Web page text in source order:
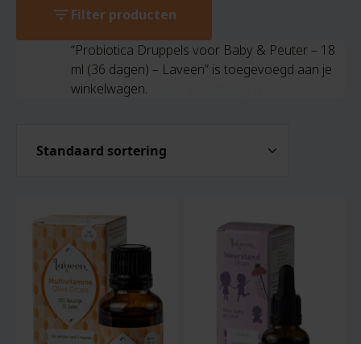
filter_listFilter producten
“Probiotica Druppels voor Baby & Peuter – 18
ml (36 dagen) – Laveen” is toegevoegd aan je
winkelwagen.